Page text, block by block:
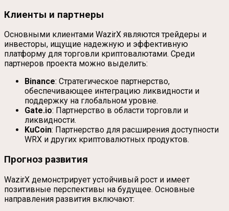
Клиенты и партнеры
Основными клиентами WazirX являются трейдеры и
инвесторы, ищущие надежную и эффективную
платформу для торговли криптовалютами. Среди
партнеров проекта можно выделить:
Binance: Стратегическое партнерство,
обеспечивающее интеграцию ликвидности и
поддержку на глобальном уровне.
Gate.io: Партнерство в области торговли и
ликвидности.
KuCoin: Партнерство для расширения доступности
WRX и других криптовалютных продуктов.
Прогноз развития
WazirX демонстрирует устойчивый рост и имеет
позитивные перспективы на будущее. Основные
направления развития включают: